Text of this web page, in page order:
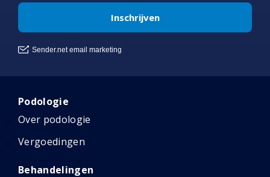
Podologie
Over podologie
Vergoedingen
Behandelingen